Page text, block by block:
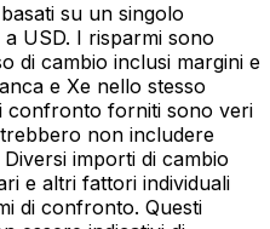
su un singolo
USD. I risparmi sono
di cambio inclusi margini e
e Xe nello stesso
confronto forniti sono veri
non includere
importi di cambio
e altri fattori individuali
di confronto. Questi